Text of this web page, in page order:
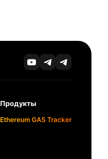
Продукты
Ethereum GAS Tracker